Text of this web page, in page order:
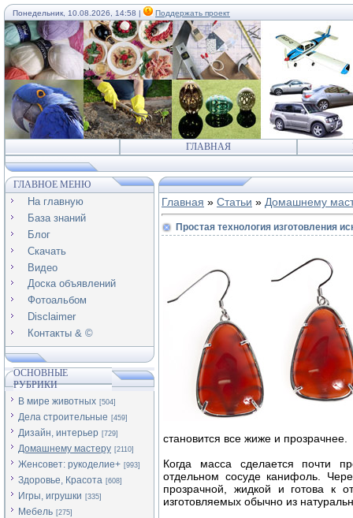
Понедельник, 10.08.2026, 14:58 | Поддержать проект
ГЛАВНАЯ
ГЛАВНОЕ МЕНЮ
На главную
База знаний
Блог
Скачать
Видео
Доска объявлений
Фотоальбом
Disclaimer
Контакты & ©
ОСНОВНЫЕ
РУБРИКИ
В мире животных [504]
Дела строительные [459]
Дизайн, интерьер [729]
Домашнему мастеру [2110]
Женсовет: рукоделие+ [993]
Здоровье, Красота [608]
Игры, игрушки [335]
Мебель [275]
Главная » Статьи » Домашнему
Простая технология изготовления
становится все жиже и прозрачнее.
Когда масса сделается почти
отдельном сосуде канифоль.
прозрачной, жидкой и готова к
изготовляемых обычно из